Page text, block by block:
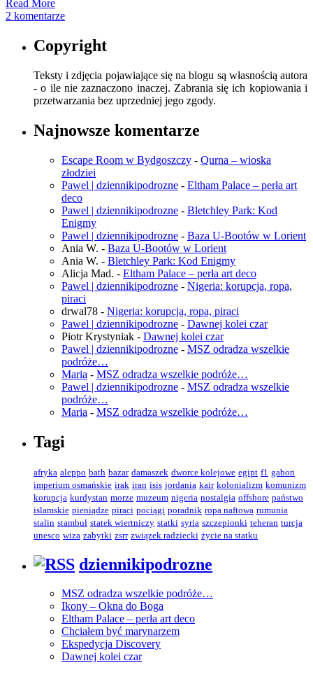
Read More
2 komentarze
Copyright
Teksty i zdjęcia pojawiające się na blogu są własnością autora
- o ile nie zaznaczono inaczej. Zabrania się ich kopiowania i
przetwarzania bez uprzedniej jego zgody.
Najnowsze komentarze
Escape Room w Bydgoszczy - Qurna – wioska
złodziei
Pawel | dziennikipodrozne - Eltham Palace – perła art
deco
Pawel | dziennikipodrozne - Bletchley Park: Kod
Enigmy
Pawel | dziennikipodrozne - Baza U-Bootów w Lorient
Ania W. - Baza U-Bootów w Lorient
Ania W. - Bletchley Park: Kod Enigmy
Alicja Mad. - Eltham Palace – perła art deco
Pawel | dziennikipodrozne - Nigeria: korupcja, ropa,
piraci
drwal78 - Nigeria: korupcja, ropa, piraci
Pawel | dziennikipodrozne - Dawnej kolei czar
Piotr Krystyniak - Dawnej kolei czar
Pawel | dziennikipodrozne - MSZ odradza wszelkie
podróże…
Maria - MSZ odradza wszelkie podróże…
Pawel | dziennikipodrozne - MSZ odradza wszelkie
podróże…
Maria - MSZ odradza wszelkie podróże…
Tagi
afryka aleppo bath bazar damaszek dworce kolejowe egipt f1 gabon
imperium osmańskie irak iran isis jordania kair kolonializm komunizm
korupcja kurdystan morze muzeum nigeria nostalgia offshore państwo
islamskie pieniądze piraci pociągi poradnik ropa naftowa rumunia
stalin stambuł statek wiertniczy statki syria szczepionki teheran turcja
unesco wiza zabytki zsrr związek radziecki życie na statku
dziennikipodrozne
MSZ odradza wszelkie podróże…
Ikony – Okna do Boga
Eltham Palace – perła art deco
Chciałem być marynarzem
Ekspedycja Discovery
Dawnej kolei czar